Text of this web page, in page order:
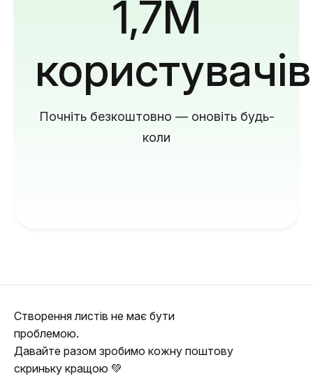
1,7M
користувачів
Почніть безкоштовно — оновіть будь-
коли
Створення листів не має бути
проблемою.
Давайте разом зробимо кожну поштову
скриньку кращою 💚